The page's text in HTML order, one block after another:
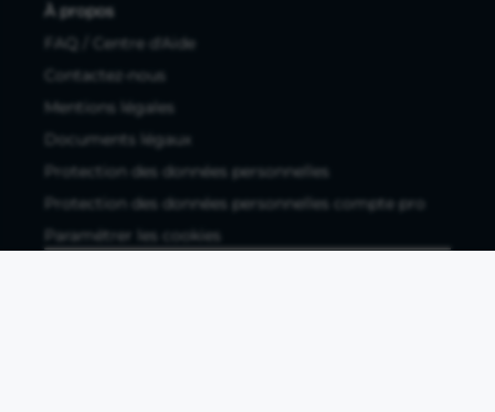
À propos
FAQ / Centre d'Aide
Contactez-nous
Mentions légales
Documents légaux
Protection des données personnelles
Protection des données personnelles compte pro
Paramétrer les cookies